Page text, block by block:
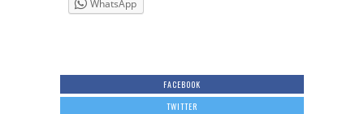
WhatsApp
FACEBOOK
TWITTER